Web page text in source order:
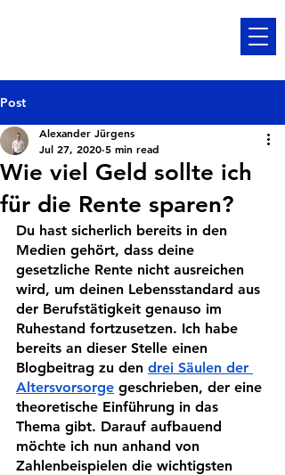
Post
Wie viel Geld sollte ich
für die Rente sparen?
Alexander Jürgens
Jul 27, 2020 5 min read
Du hast sicherlich bereits in den
Medien gehört, dass deine
gesetzliche Rente nicht ausreichen
wird, um deinen Lebensstandard aus
der Berufstätigkeit genauso im
Ruhestand fortzusetzen. Ich habe
bereits an dieser Stelle einen
Blogbeitrag zu den drei Säulen der
Altersvorsorge geschrieben, der eine
theoretische Einführung in das
Thema gibt. Darauf aufbauend
möchte ich nun anhand von
Zahlenbeispielen die wichtigsten